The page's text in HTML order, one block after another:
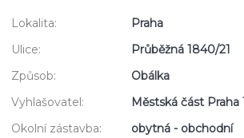
Lokalita:
Praha
Ulice:
Průběžná 1840/21
Způsob:
Obálka
Vyhlašovatel:
Městská část Praha
Okolní zástavba:
obytná - obchodní